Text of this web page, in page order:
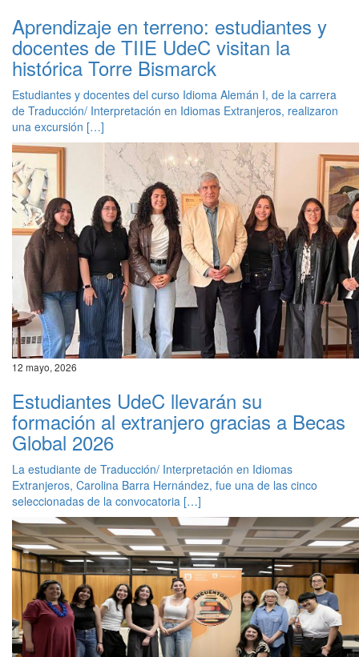
Aprendizaje en terreno: estudiantes y
docentes de TIIE UdeC visitan la
histórica Torre Bismarck
Estudiantes y docentes del curso Idioma Alemán I, de la carrera
de Traducción/ Interpretación en Idiomas Extranjeros, realizaron
una excursión […]
12 mayo, 2026
Estudiantes UdeC llevarán su
formación al extranjero gracias a Becas
Global 2026
La estudiante de Traducción/ Interpretación en Idiomas
Extranjeros, Carolina Barra Hernández, fue una de las cinco
seleccionadas de la convocatoria […]